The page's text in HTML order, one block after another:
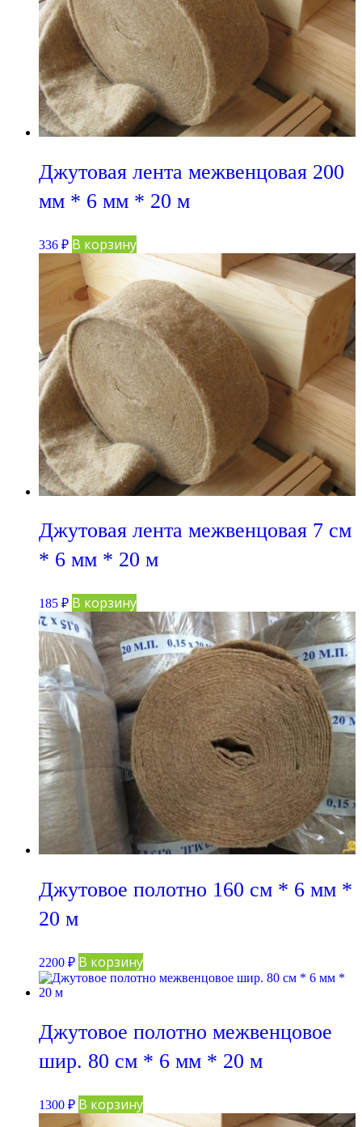
Джутовая лента межвенцовая 200
мм * 6 мм * 20 м
336 ₽ В корзину
Джутовая лента межвенцовая 7 см
* 6 мм * 20 м
185 ₽ В корзину
Джутовое полотно 160 см * 6 мм *
20 м
2200 ₽ В корзину
Джутовое полотно межвенцовое
шир. 80 см * 6 мм * 20 м
1300 ₽ В корзину